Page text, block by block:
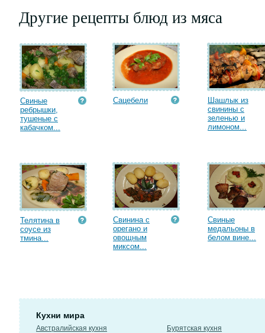
Другие рецепты блюд из мяса
Свиные
ребрышки,
тушеные с
кабачком...
Сацебели
Шашлык из
свинины с
зеленью и
лимоном...
Телятина в
соусе из
тмина...
Свинина с
орегано и
овощным
миксом...
Свиные
медальоны в
белом вине...
Кухни мира
Австралийская кухня
Бурятская кухня